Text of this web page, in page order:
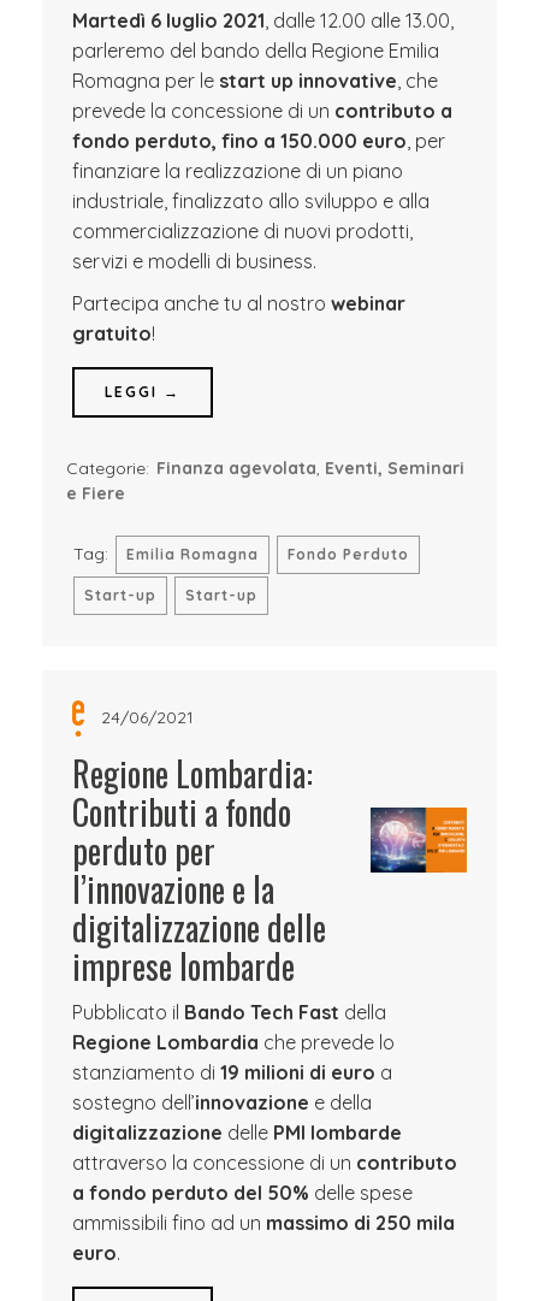
Martedì 6 luglio 2021, dalle 12.00 alle 13.00,
parleremo del bando della Regione Emilia
Romagna per le start up innovative, che
prevede la concessione di un contributo a
fondo perduto, fino a 150.000 euro, per
finanziare la realizzazione di un piano
industriale, finalizzato allo sviluppo e alla
commercializzazione di nuovi prodotti,
servizi e modelli di business.
Partecipa anche tu al nostro webinar
gratuito!
LEGGI →
Categorie: Finanza agevolata, Eventi, Seminari
e Fiere
Tag: Emilia Romagna Fondo Perduto
Start-up Start-up
24/06/2021
Regione Lombardia:
Contributi a fondo
perduto per
l’innovazione e la
digitalizzazione delle
imprese lombarde
Pubblicato il Bando Tech Fast della
Regione Lombardia che prevede lo
stanziamento di 19 milioni di euro a
sostegno dell’innovazione e della
digitalizzazione delle PMI lombarde
attraverso la concessione di un contributo
a fondo perduto del 50% delle spese
ammissibili fino ad un massimo di 250 mila
euro.